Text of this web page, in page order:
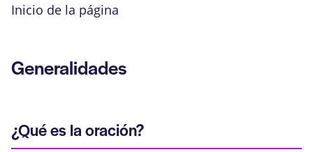
Inicio de la página
Generalidades
¿Qué es la oración?